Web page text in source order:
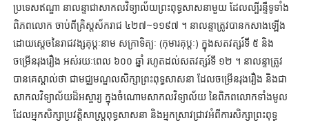
ប្រទេសឥណ្ឌា នាលន្ទាជាសាកលវិទ្យាល័យព្រះពុទ្ធសាសនាមួយ ដែលល្បីរន្ទឺទូទាំង
ពិភពលោក ចាប់ពីគ្រិស្តស័ករាជ ៤២៧~១១៩៧ ។ នាលន្ទាត្រូវបានកសាងឡើង
ដោយស្តេចនៃរាជវង្សគុប្តៈនាម សក្រាទិត្យៈ (កុមារគុប្តៈ) ក្នុងសតវត្សរ៍ទី ៥ និង
ចម្រើនរុងរឿង អស់រយៈពេល ៦០០ ឆ្នាំ រហូតដល់សតវត្សរ៍ទី ១២ ។ នាលន្ទាត្រូវ
បានគេស្គាល់ថា ជាមជ្ឈមណ្ឌលសិក្សាព្រះពុទ្ធសាសនា ដែលចម្រើនរុងរឿង និងជា
សាកលវិទ្យាល័យដ៏អស្ចារ្យ ក្នុងចំណោមសាកលវិទ្យាល័យ នៃពិភពលោកទាំងមូល
ដែលអ្នកសិក្សាប្រវត្តិសាស្ត្រពុទ្ធសាសនា និងអ្នកស្រាវជ្រាវអំពីការសិក្សាព្រះពុទ្ធ